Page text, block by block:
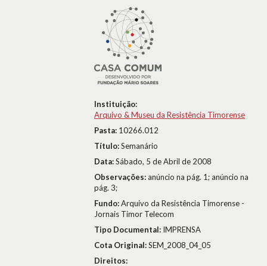
Instituição:
Arquivo & Museu da Resistência Timorense
Pasta: 10266.012
Título:Semanário
Data:Sábado, 5 de Abril de 2008
Observações:anúncio na pág. 1; anúncio na
pág. 3;
Fundo:Arquivo da Resistência Timorense -
Jornais Timor Telecom
Tipo Documental: IMPRENSA
Cota Original:SEM_2008_04_05
Direitos: